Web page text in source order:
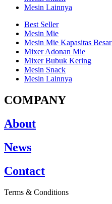
Mesin Lainnya
Best Seller
Mesin Mie
Mesin Mie Kapasitas Besar
Mixer Adonan Mie
Mixer Bubuk Kering
Mesin Snack
Mesin Lainnya
COMPANY
About
News
Contact
Terms & Conditions